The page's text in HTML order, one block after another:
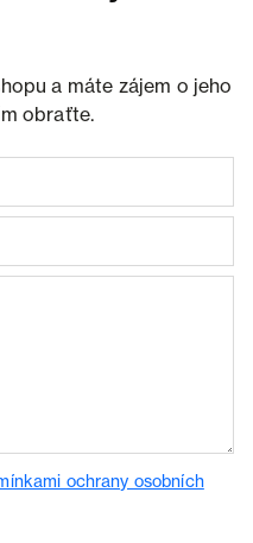
a máte zájem o jeho
obraťte.
ochrany osobních